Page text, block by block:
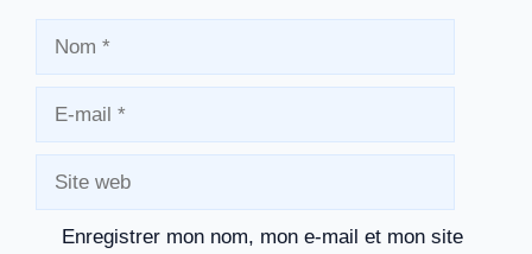
Enregistrer mon nom, mon e-mail et mon site